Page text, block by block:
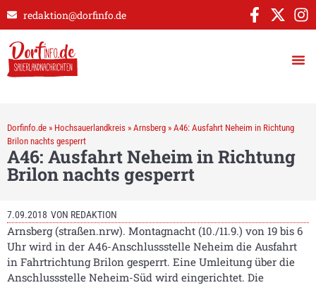
redaktion@dorfinfo.de
Dorfinfo.de » Hochsauerlandkreis » Arnsberg » A46: Ausfahrt Neheim in Richtung
Brilon nachts gesperrt
A46: Ausfahrt Neheim in Richtung
Brilon nachts gesperrt
7.09.2018 VON REDAKTION
Arnsberg (straßen.nrw). Montagnacht (10./11.9.) von 19 bis 6
Uhr wird in der A46-Anschlussstelle Neheim die Ausfahrt
in Fahrtrichtung Brilon gesperrt. Eine Umleitung über die
Anschlussstelle Neheim-Süd wird eingerichtet. Die